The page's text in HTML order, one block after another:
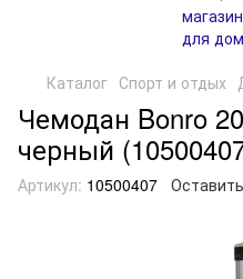
Каталог Спорт и отдых
Чемодан Bonro
черный
Артикул: 10500407